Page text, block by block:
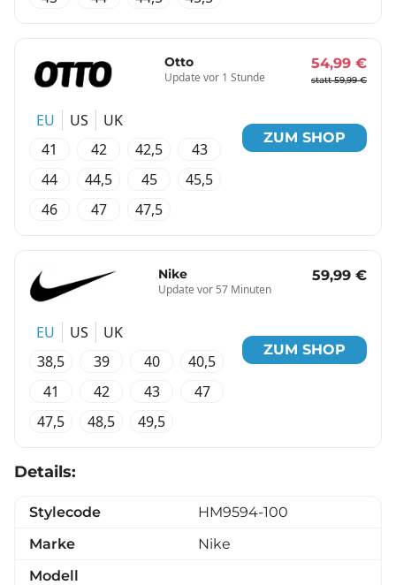
Otto
Update vor 1 Stunde
54,99 €
statt 59,99 €
EU US
UK
41
42 42,5
43
44
44,5 45
45,5
46
47 47,5
ZUM SHOP
Nike
Update vor 57 Minuten
59,99 €
EU US
UK
38,5
39 40
40,5
41
42 43
47
47,5
48,5 49,5
ZUM SHOP
Details:
Stylecode
HM9594-100
Marke
Nike
Modell